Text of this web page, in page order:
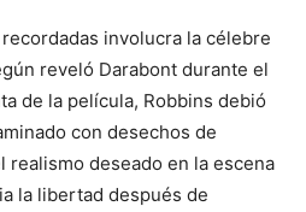
involucra la célebre
reveló Darabont durante el
de la película, Robbins debió
con desechos de
realismo deseado en la escena
la libertad después de